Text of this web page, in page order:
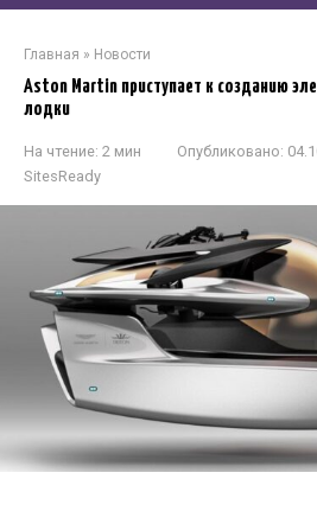
Главная » Новости
Aston Martin приступает к созданию
лодки
На чтение: 2 мин Опубликовано:
SitesReady